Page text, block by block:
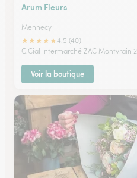
Arum Fleurs
Mennecy
★★★★★4.5 (40)
C.Cial Intermarché ZAC Montvrain 2
Voir la boutique